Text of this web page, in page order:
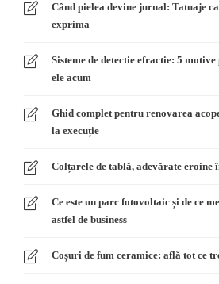
Când pielea devine jurnal: Tatuaje
exprima
Sisteme de detectie efractie: 5
ele acum
Ghid complet pentru renovarea
la execuție
Colțarele de tablă, adevărate
Ce este un parc fotovoltaic și de ce
astfel de business
Coșuri de fum ceramice: află tot ce